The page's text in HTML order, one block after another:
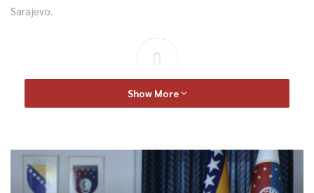
Sarajevo.
0
Article Rating
Show More